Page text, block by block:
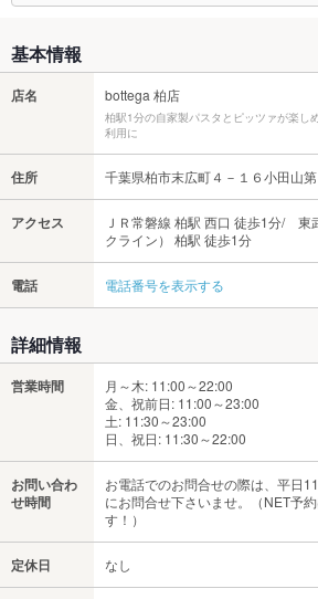
基本情報
店名 bottega 柏店
柏駅1分の自家製パスタとピッツァが楽し
利用に
住所 千葉県柏市末広町４－１６小田山
アクセス
ＪＲ常磐線 柏駅 西口 徒歩1分/ 東
クライン） 柏駅 徒歩1分
電話 電話番号を表示する
詳細情報
営業時間
月～木: 11:00～22:00
金、祝前日: 11:00～23:00
土: 11:30～23:00
日、祝日: 11:30～22:00
お問い合わ
せ時間
お電話でのお問合せの際は、平日
にお問合せ下さいませ。（NET予
す！）
定休日 なし